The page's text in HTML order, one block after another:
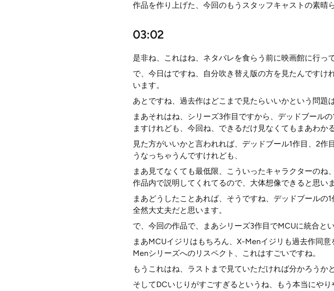
作品を作り上げた、今回のもうスタッフキャストの素晴
03:02
是非ね、これはね、ネタバレを食らう前に映画館に行っ
で、今日はですね、自分吹き替え版の方を見たんです
います。
あとですね、過去作はどこまで見たらいいかという問題
まあそれはね、シリーズ3作目ですから、デッドブール
ますけれども、今回ね、できるだけ見なくてもまあわか
見た方がいいかと言われれば、デッドブール1作目、2
うなっちゃうんですけれども、
まあ見てなくても最低限、こういったキャラクターの
作品内で説明してくれてるので、大体想像できると思いま
まあどうしたことあれば、そうですね、デッドブールの
全然大丈夫だと思います。
で、今回の作品で、まあシリーズ3作目でMCUに統合と
まあMCUイジリはもちろん、X-Menイジリも過去作同
Menシリーズへのリスペクト、これはすごいですね。
もうこれはね、ラストまで見ていただければ分かろうか
そしてDCいじりがすごすぎるというね、もう本当にや